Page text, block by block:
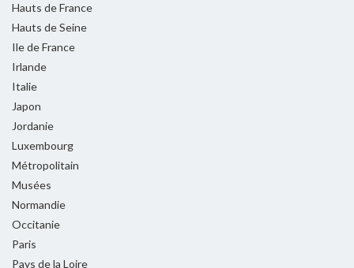
Hauts de France
Hauts de Seine
Ile de France
Irlande
Italie
Japon
Jordanie
Luxembourg
Métropolitain
Musées
Normandie
Occitanie
Paris
Pays de la Loire